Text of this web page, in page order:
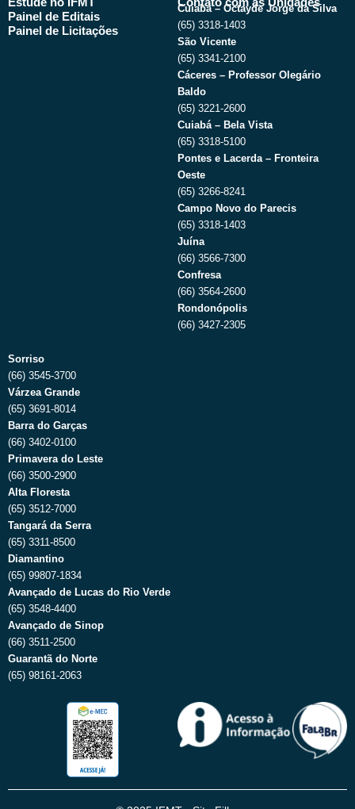
Painel de Editais
Painel de Licitações
Cuiabá – Octayde Jorge da Silva
(65) 3318-1403
São Vicente
(65) 3341-2100
Cáceres – Professor Olegário
Baldo
(65) 3221-2600
Cuiabá – Bela Vista
(65) 3318-5100
Pontes e Lacerda – Fronteira
Oeste
(65) 3266-8241
Campo Novo do Parecis
(65) 3318-1403
Juína
(66) 3566-7300
Confresa
(66) 3564-2600
Rondonópolis
(66) 3427-2305
Sorriso
(66) 3545-3700
Várzea Grande
(65) 3691-8014
Barra do Garças
(66) 3402-0100
Primavera do Leste
(66) 3500-2900
Alta Floresta
(65) 3512-7000
Tangará da Serra
(65) 3311-8500
Diamantino
(65) 99807-1834
Avançado de Lucas do Rio Verde
(65) 3548-4400
Avançado de Sinop
(66) 3511-2500
Guarantã do Norte
(65) 98161-2063